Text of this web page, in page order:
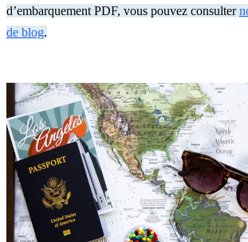
d’embarquement PDF, vous pouvez consulter
de blog.